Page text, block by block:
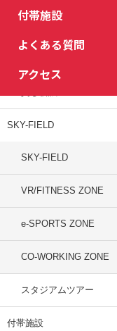
付帯施設
よくある質問
アクセス
SKY-FIELD
SKY-FIELD
VR/FITNESS ZONE
e-SPORTS ZONE
CO-WORKING ZONE
スタジアムツアー
付帯施設